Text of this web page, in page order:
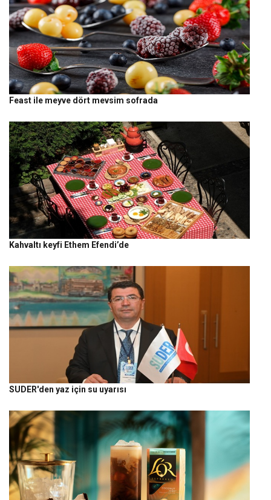
Feast ile meyve dört mevsim sofrada
Kahvaltı keyfi Ethem Efendi’de
SUDER'den yaz için su uyarısı